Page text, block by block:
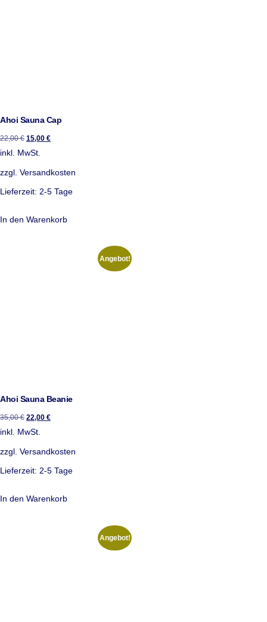
Ahoi Sauna Cap
22,00€ 15,00 €
inkl. MwSt.
zzgl. Versandkosten
Lieferzeit: 2-5 Tage
In den Warenkorb
Angebot!
Ahoi Sauna Beanie
35,00€ 22,00 €
inkl. MwSt.
zzgl. Versandkosten
Lieferzeit: 2-5 Tage
In den Warenkorb
Angebot!